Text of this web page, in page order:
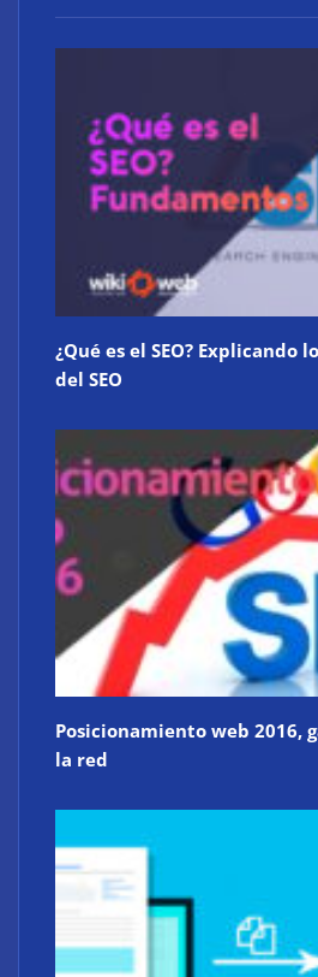
La revolución digital del
¿Qué es el SEO? Explicando
del SEO
Posicionamiento web 2016,
la red